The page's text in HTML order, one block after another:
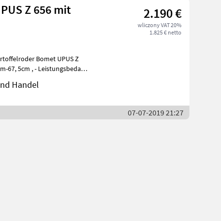
Z 656 mit 2.190 €
wliczony VAT 20%
1.825 € netto
Handel
07-07-2019 21:27